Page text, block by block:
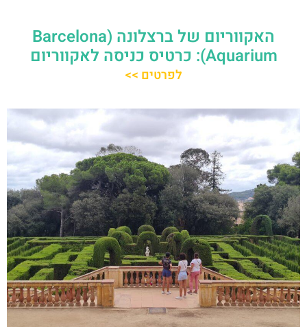
האקווריום של ברצלונה (Barcelona
Aquarium): כרטיס כניסה לאקווריום
לפרטים >>